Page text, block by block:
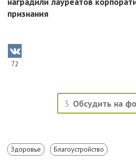
признания
72
3 Обсудить на
Здоровье Благоустройство